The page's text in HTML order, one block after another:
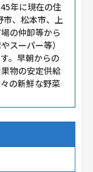
年に現在の住
、松本市、上
の仲卸等から
スーパー等）
。早朝からの
物の安定供給
の新鮮な野菜